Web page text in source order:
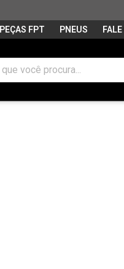
PEÇAS FPT PNEUS